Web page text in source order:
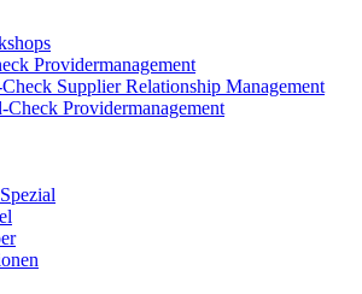
Providermanagement
Supplier Relationship Management
Check Providermanagement